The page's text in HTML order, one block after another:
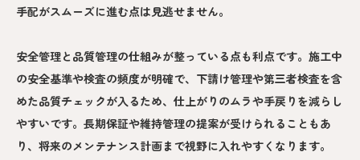
手配がスムーズに進む点は見逃せません。
安全管理と品質管理の仕組みが整っている点も利点です。施工中
の安全基準や検査の頻度が明確で、下請け管理や第三者検査を含
めた品質チェックが入るため、仕上がりのムラや手戻りを減らし
やすいです。長期保証や維持管理の提案が受けられることもあ
り、将来のメンテナンス計画まで視野に入れやすくなります。